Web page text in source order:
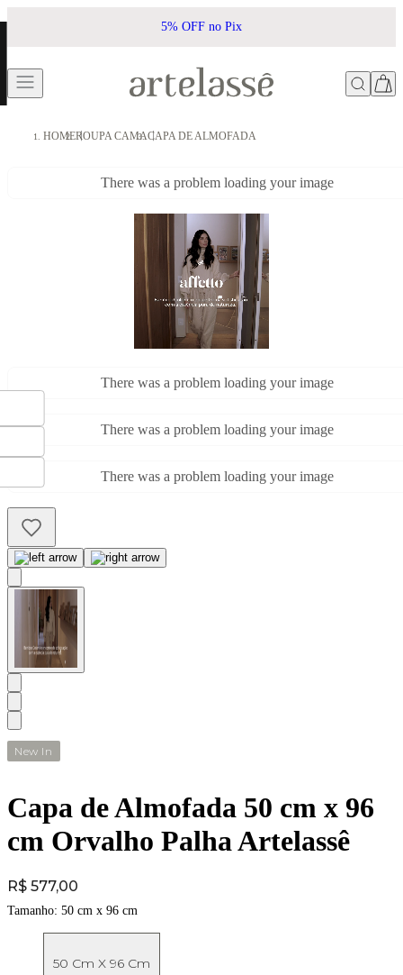
HOMEROUPA CAMACAPA DE ALMOFADA
There was a problem loading your image
There was a problem loading your image
There was a problem loading your image
There was a problem loading your image
New In
Capa de Almofada 50 cm x 96
cm Orvalho Palha Artelassê
Price:
R$ 577,00
Tamanho: 50 cm x 96 cm
50 Cm X 96 Cm